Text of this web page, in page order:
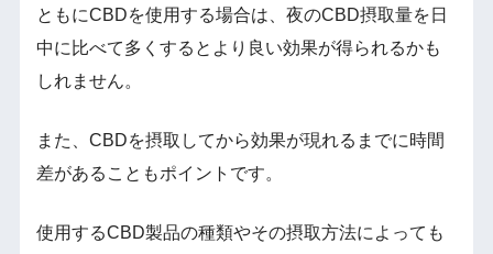
ともにCBDを使用する場合は、夜のCBD摂取量を日
中に比べて多くするとより良い効果が得られるかも
しれません。
また、CBDを摂取してから効果が現れるまでに時間
差があることもポイントです。
使用するCBD製品の種類やその摂取方法によっても